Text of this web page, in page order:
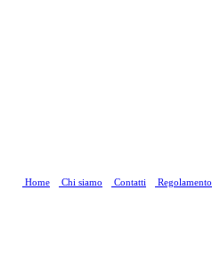
Home Chi siamo Contatti Regolamento